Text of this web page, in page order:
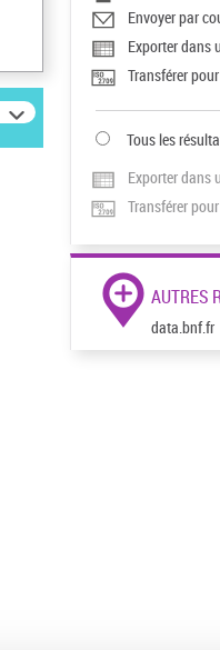
Envoyer par
Exporter dans
Transférer
Tous les
Exporter dans
Transférer
AUTRES
data.bnf.fr